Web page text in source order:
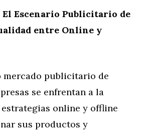
Escenario Publicitario de
entre Online y
mercado publicitario de
se enfrentan a la
online y offline
sus productos y